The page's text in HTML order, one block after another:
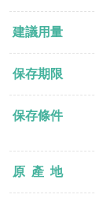
建議用量
保存期限
保存條件
原 產 地